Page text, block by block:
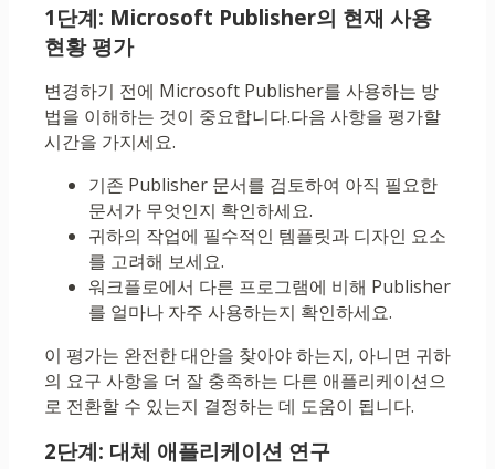
1단계: Microsoft Publisher의 현재 사용
현황 평가
변경하기 전에 Microsoft Publisher를 사용하는 방
법을 이해하는 것이 중요합니다.다음 사항을 평가할
시간을 가지세요.
기존 Publisher 문서를 검토하여 아직 필요한
문서가 무엇인지 확인하세요.
귀하의 작업에 필수적인 템플릿과 디자인 요소
를 고려해 보세요.
워크플로에서 다른 프로그램에 비해 Publisher
를 얼마나 자주 사용하는지 확인하세요.
이 평가는 완전한 대안을 찾아야 하는지, 아니면 귀하
의 요구 사항을 더 잘 충족하는 다른 애플리케이션으
로 전환할 수 있는지 결정하는 데 도움이 됩니다.
2단계: 대체 애플리케이션 연구